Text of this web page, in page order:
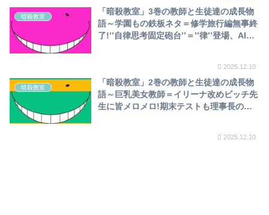
暗殺教室
「暗殺教室」3巻の教師と生徒達の成長物
語～学園もの鉄板ネタ＝修学旅行編無事終
了!’’自律思考固定砲台’’＝’’律’’登場、AIで
2025.12.10
暗殺教室
「暗殺教室」2巻の教師と生徒達の成長物
語～巨乳美女教師＝イリーナ改めビッチ先
生に皆メロメロ!期末テストも理事長の魔
2025.12.10